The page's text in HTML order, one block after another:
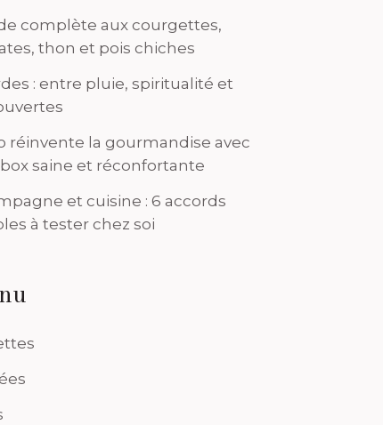
complète aux courgettes,
thon et pois chiches
: entre pluie, spiritualité et
réinvente la gourmandise avec
saine et réconfortante
et cuisine : 6 accords
à tester chez soi